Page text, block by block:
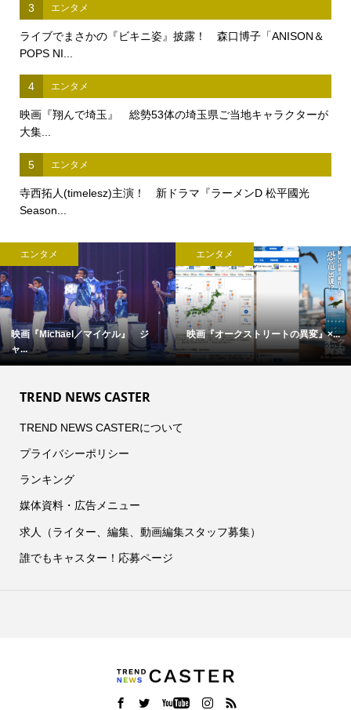
3 エンタメ
ライブでまさかの『ビキニ姿』披露！ 森口博子「ANISON＆
POPS NI...
4 エンタメ
映画『翔んで埼玉』 総勢53体の埼玉県ご当地キャラクターが
大集...
5 エンタメ
寺西拓人(timelesz)主演！ 新ドラマ『ラーメンD 松平國光
Season...
エンタメ
映画『Michael／マイケル』 ジ
ャ...
エンタメ
映画『オークストリートの異変』×...
TREND NEWS CASTER
TREND NEWS CASTERについて
プライバシーポリシー
ランキング
媒体資料・広告メニュー
求人（ライター、編集、動画編集スタッフ募集）
誰でもキャスター！応募ページ